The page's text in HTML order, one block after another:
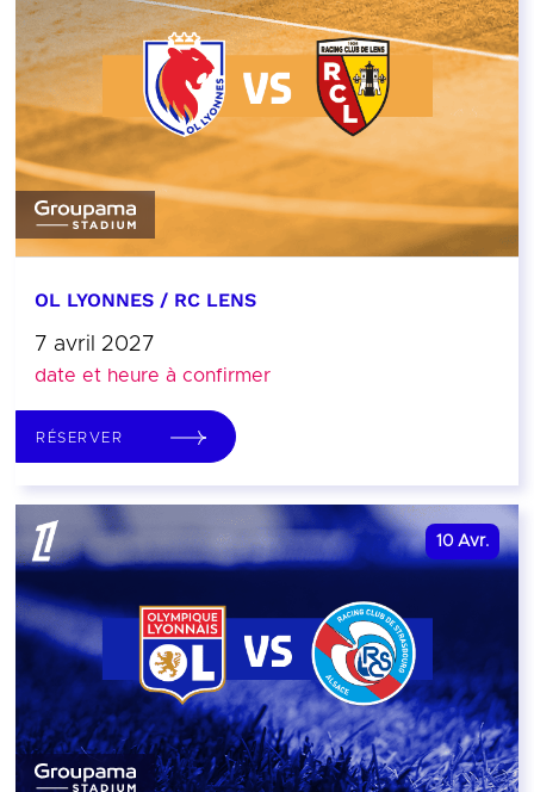
OL LYONNES / RC LENS
7 avril 2027
date et heure à confirmer
RÉSERVER
10 Avr.